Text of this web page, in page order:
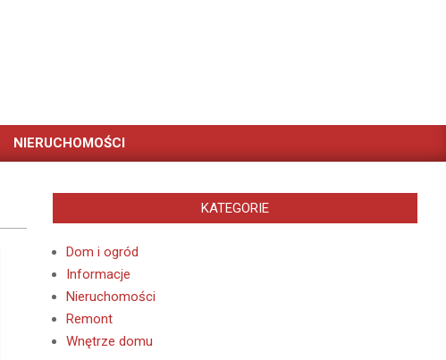
NIERUCHOMOŚCI
KATEGORIE
Dom i ogród
Informacje
Nieruchomości
Remont
Wnętrze domu